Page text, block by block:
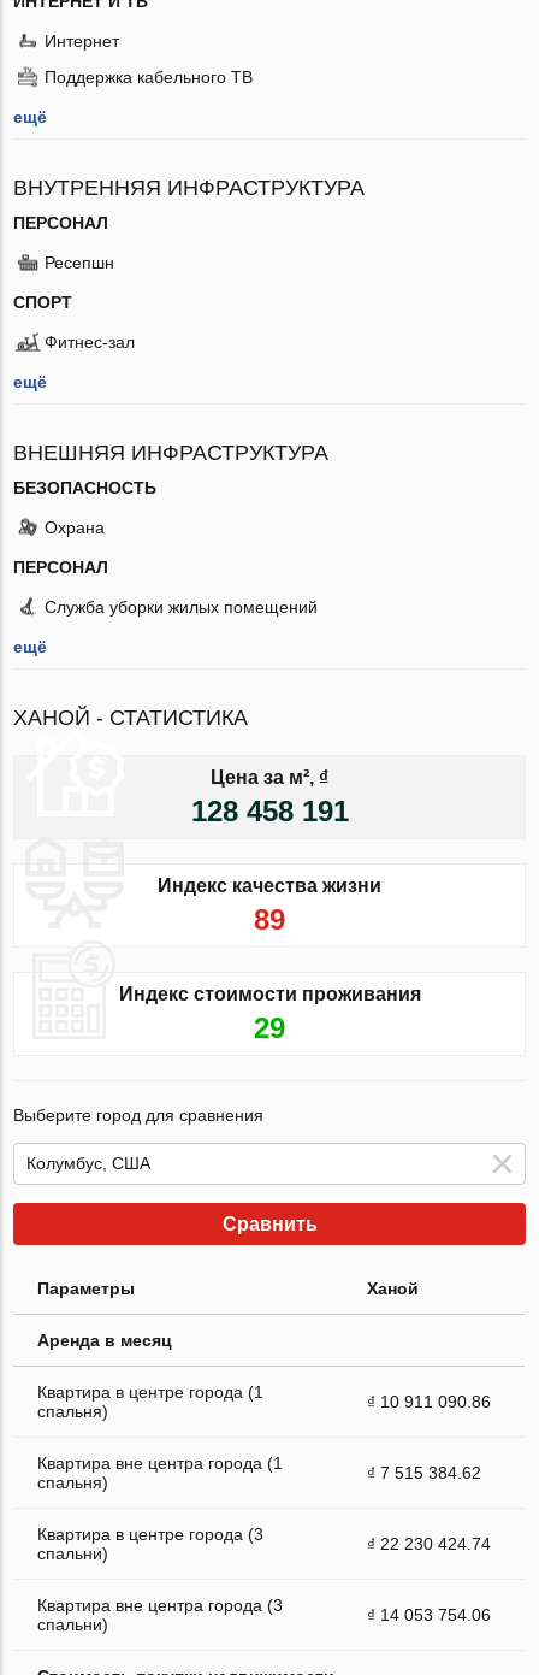
Интернет
Поддержка кабельного ТВ
ещё
ВНУТРЕННЯЯ ИНФРАСТРУКТУРА
ПЕРСОНАЛ
Ресепшн
СПОРТ
Фитнес-зал
ещё
ВНЕШНЯЯ ИНФРАСТРУКТУРА
БЕЗОПАСНОСТЬ
Охрана
ПЕРСОНАЛ
Служба уборки жилых помещений
ещё
ХАНОЙ - СТАТИСТИКА
Цена за м², ₫
128 458 191
Индекс качества жизни
89
Индекс стоимости проживания
29
Выберите город для сравнения
Сравнить
Параметры Ханой
Аренда в месяц
Квартира в центре города (1
спальня)
₫ 10 911 090.86
Квартира вне центра города (1
спальня)
₫ 7 515 384.62
Квартира в центре города (3
спальни)
₫ 22 230 424.74
Квартира вне центра города (3
спальни)
₫ 14 053 754.06